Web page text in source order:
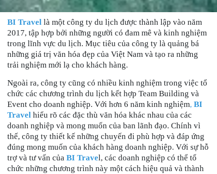
BI Travel là một công ty du lịch được thành lập vào năm
2017, tập hợp bởi những người có đam mê và kinh nghiệm
trong lĩnh vực du lịch. Mục tiêu của công ty là quảng bá
những giá trị văn hóa đẹp của Việt Nam và tạo ra những
trải nghiệm mới lạ cho khách hàng.
Ngoài ra, công ty cũng có nhiều kinh nghiệm trong việc tổ
chức các chương trình du lịch kết hợp Team Building và
Event cho doanh nghiệp. Với hơn 6 năm kinh nghiệm, BI
Travel hiểu rõ các đặc thù văn hóa khác nhau của các
doanh nghiệp và mong muốn của ban lãnh đạo. Chính vì
thế, công ty thiết kế những chuyến đi phù hợp và đáp ứng
đúng mong muốn của khách hàng doanh nghiệp. Với sự hỗ
trợ và tư vấn của BI Travel, các doanh nghiệp có thể tổ
chức những chương trình này một cách hiệu quả và thành